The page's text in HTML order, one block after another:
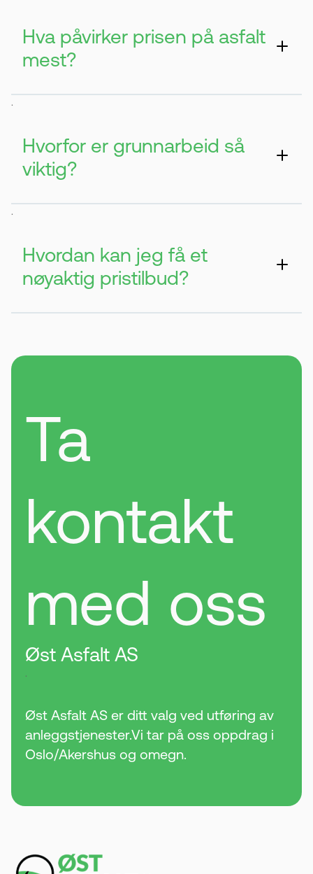
Hva påvirker prisen på asfalt
mest?
Størrelse på området og grunnarbeid er
.
Hvorfor er grunnarbeid så
viktig?
Det sikrer at asfalten holder i mange år.
.
Hvordan kan jeg få et
nøyaktig pristilbud?
Du kan bruke en kalkulator eller kontakte
Ta
kontakt
med oss
Øst Asfalt AS
.
Øst Asfalt AS er ditt valg ved utføring av
anleggstjenester.Vi tar på oss oppdrag i
Oslo/Akershus og omegn.